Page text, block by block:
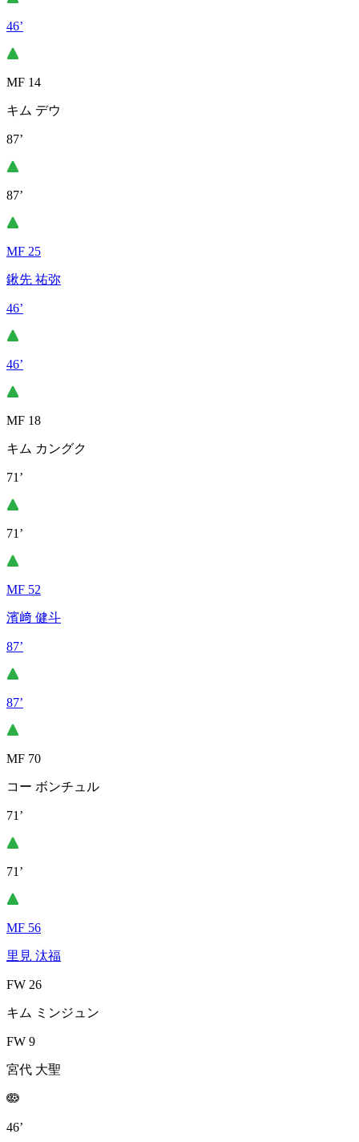
46’
MF 14
キム デウ
87’
87’
MF 25
鍬先 祐弥
46’
46’
MF 18
キム カングク
71’
71’
MF 52
濱﨑 健斗
87’
87’
MF 70
コー ボンチュル
71’
71’
MF 56
里見 汰福
FW 26
キム ミンジュン
FW 9
宮代 大聖
46’